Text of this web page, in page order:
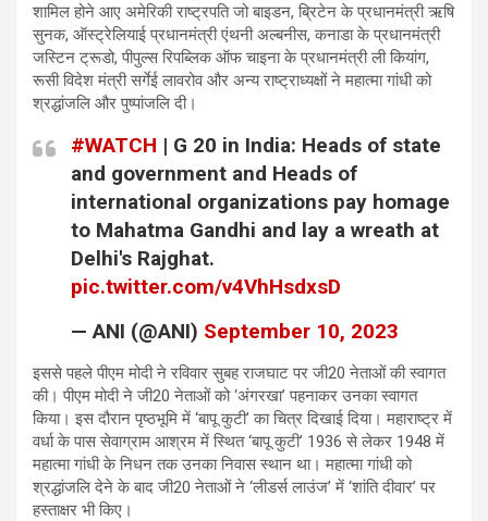
शामिल होने आए अमेरिकी राष्ट्रपति जो बाइडन, ब्रिटेन के प्रधानमंत्री ऋषि
सुनक, ऑस्ट्रेलियाई प्रधानमंत्री एंथनी अल्बनीस, कनाडा के प्रधानमंत्री
जस्टिन ट्रूडो, पीपुल्स रिपब्लिक ऑफ चाइना के प्रधानमंत्री ली कियांग,
रूसी विदेश मंत्री सर्गेई लावरोव और अन्य राष्ट्राध्यक्षों ने महात्मा गांधी को
श्रद्धांजलि और पुष्पांजलि दी।
#WATCH | G 20 in India: Heads of state
and government and Heads of
international organizations pay homage
to Mahatma Gandhi and lay a wreath at
Delhi's Rajghat.
pic.twitter.com/v4VhHsdxsD
— ANI (@ANI) September 10, 2023
इससे पहले पीएम मोदी ने रविवार सुबह राजघाट पर जी20 नेताओं की स्‍वागत
की। पीएम मोदी ने जी20 नेताओं को ‘अंगरखा’ पहनाकर उनका स्वागत
किया। इस दौरान पृष्ठभूमि में ‘बापू कुटी’ का चित्र दिखाई दिया। महाराष्ट्र में
वर्धा के पास सेवाग्राम आश्रम में स्थित ‘बापू कुटी’ 1936 से लेकर 1948 में
महात्मा गांधी के निधन तक उनका निवास स्थान था। महात्मा गांधी को
श्रद्धांजलि देने के बाद जी20 नेताओं ने ‘लीडर्स लाउंज’ में ‘शांति दीवार’ पर
हस्ताक्षर भी किए।